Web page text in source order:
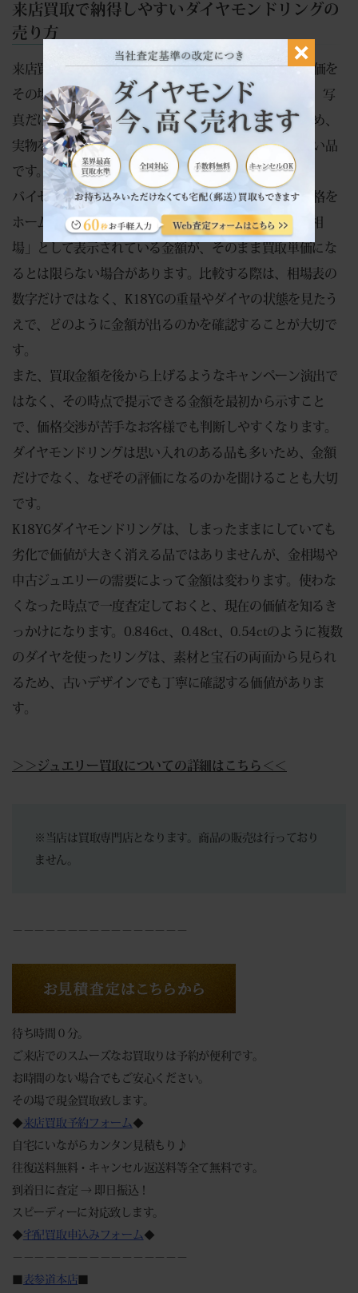
来店買取で納得しやすいダイヤモンドリングの
売り方
来店買取では、K18YGの素材価値とダイヤモンドの評価を
その場で確認しやすい点が魅力です。ダイヤリングは、写
真だけでは輝きや内包物、石の欠けを判断しにくいため、
実物を見ながら金額を確認できる来店買取と相性の良い品
です。
バイセラジャパンでは、ジュエリーや貴金属の買取価格を
ホームページに記載しています。他店では「買取価格相
場」として表示されている金額が、そのまま買取単価にな
るとは限らない場合があります。比較する際は、相場表の
数字だけではなく、K18YGの重量やダイヤの状態を見たう
えで、どのように金額が出るのかを確認することが大切で
す。
また、買取金額を後から上げるようなキャンペーン演出で
はなく、その時点で提示できる金額を最初から示すこと
で、価格交渉が苦手なお客様でも判断しやすくなります。
ダイヤモンドリングは思い入れのある品も多いため、金額
だけでなく、なぜその評価になるのかを聞けることも大切
です。
K18YGダイヤモンドリングは、しまったままにしていても
劣化で価値が大きく消える品ではありませんが、金相場や
中古ジュエリーの需要によって金額は変わります。使わな
くなった時点で一度査定しておくと、現在の価値を知るき
っかけになります。0.846ct、0.48ct、0.54ctのように複数
のダイヤを使ったリングは、素材と宝石の両面から見られ
るため、古いデザインでも丁寧に確認する価値がありま
す。
＞＞ジュエリー買取についての詳細はこちら＜＜
※当店は買取専門店となります。商品の販売は行っており
ません。
－－－－－－－－－－－－－－－－
待ち時間０分。
ご来店でのスムーズなお買取りは予約が便利です。
お時間のない場合でもご安心ください。
その場で現金買取致します。
◆ 来店買取予約フォーム ◆
自宅にいながらカンタン見積もり♪
往復送料無料・キャンセル返送料等全て無料です。
到着日に査定 → 即日振込！
スピーディーに対応致します。
◆宅配買取申込みフォーム ◆
－－－－－－－－－－－－－－－－
表参道本店